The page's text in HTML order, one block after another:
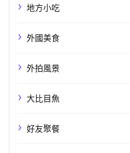
地方小吃
外國美食
外拍風景
大比目魚
好友聚餐